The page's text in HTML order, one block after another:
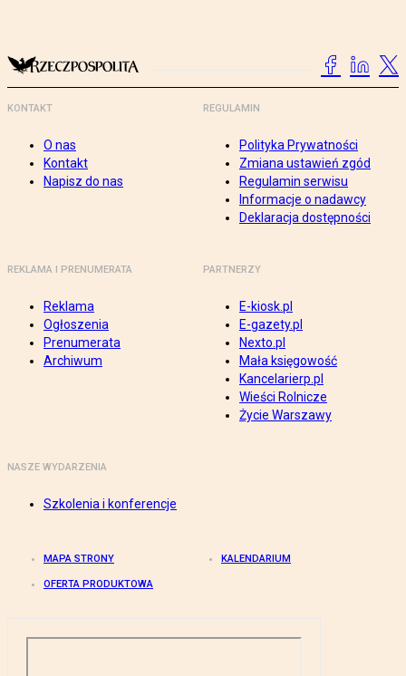
KONTAKT
O nas
Kontakt
Napisz do nas
REGULAMIN
Polityka Prywatności
Zmiana ustawień zgód
Regulamin serwisu
Informacje o nadawcy
Deklaracja dostępności
REKLAMA I PRENUMERATA
Reklama
Ogłoszenia
Prenumerata
Archiwum
PARTNERZY
E-kiosk.pl
E-gazety.pl
Nexto.pl
Mała księgowość
Kancelarierp.pl
Wieści Rolnicze
Życie Warszawy
NASZE WYDARZENIA
Szkolenia i konferencje
MAPA STRONY KALENDARIUM
OFERTA PRODUKTOWA